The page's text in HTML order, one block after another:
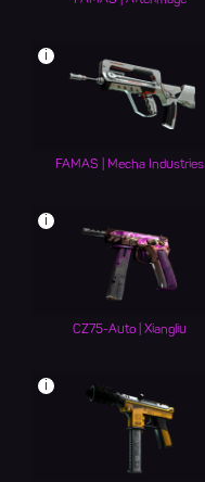
i
FAMAS | Mecha Industries
i
CZ75-Auto | Xiangliu
i